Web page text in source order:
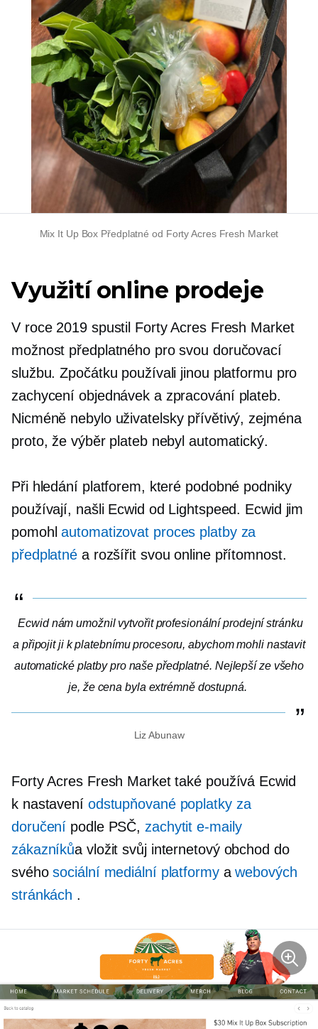
Mix It Up Box Předplatné od Forty Acres Fresh Market
Využití online prodeje
V roce 2019 spustil Forty Acres Fresh Market
možnost předplatného pro svou doručovací
službu. Zpočátku používali jinou platformu pro
zachycení objednávek a zpracování plateb.
Nicméně nebylo uživatelsky přívětivý, zejména
proto, že výběr plateb nebyl automatický.
Při hledání platforem, které podobné podniky
používají, našli Ecwid od Lightspeed. Ecwid jim
pomohlautomatizovat proces platby za
předplatné a rozšířit svou online přítomnost.
Ecwid nám umožnil vytvořit profesionální prodejní stránku
a připojit ji k platebnímu procesoru, abychom mohli nastavit
automatické platby pro naše předplatné. Nejlepší ze všeho
je, že cena byla extrémně dostupná.
Liz Abunaw
Forty Acres Fresh Market také používá Ecwid
k nastavení odstupňované poplatky za
doručení podle PSČ,zachytit e-maily
zákazníkůa vložit svůj internetový obchod do
svéhosociální mediální platformyawebových
stránkách .